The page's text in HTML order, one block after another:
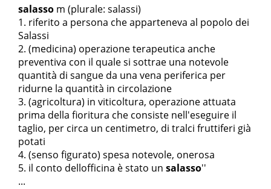
salasso m (plurale: salassi)
riferito a persona che apparteneva al popolo dei
Salassi
(medicina) operazione terapeutica anche
preventiva con il quale si sottrae una notevole
quantità di sangue da una vena periferica per
ridurne la quantità in circolazione
(agricoltura) in viticoltura, operazione attuata
prima della fioritura che consiste nell'eseguire il
taglio, per circa un centimetro, di tralci fruttiferi già
potati
(senso figurato) spesa notevole, onerosa
il conto dellofficina è stato un salasso''
...